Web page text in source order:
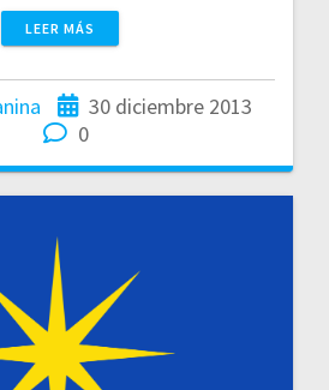
LEER MÁS
30 diciembre 2013
0